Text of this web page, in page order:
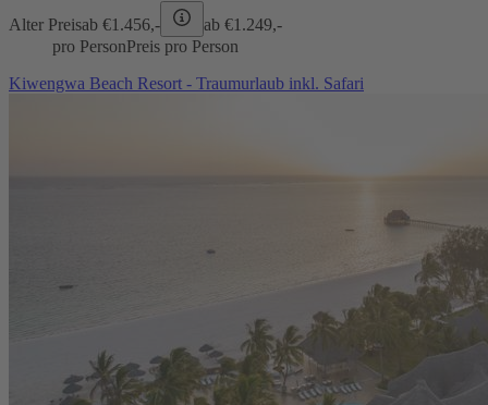
Alter Preisab €1.456,- ab €1.249,-
pro PersonPreis pro Person
Kiwengwa Beach Resort - Traumurlaub inkl. Safari